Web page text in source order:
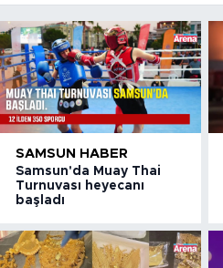
SAMSUN HABER
Samsun'da Muay Thai
Turnuvası heyecanı
başladı